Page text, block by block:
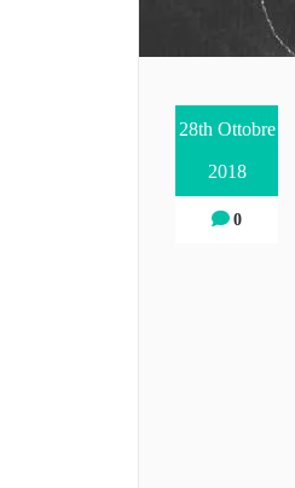
28th Ottobre
2018
0